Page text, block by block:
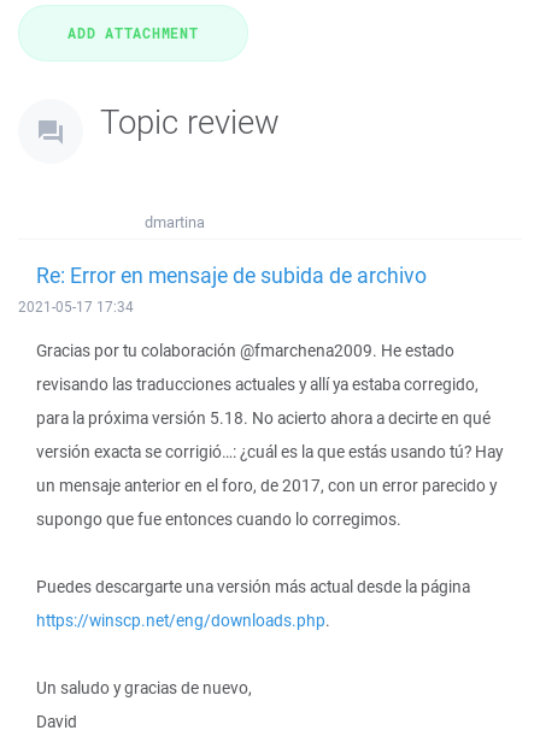
Topic review
dmartina
Re: Error en mensaje de subida de archivo
2021-05-17 17:34
Gracias por tu colaboración @fmarchena2009. He estado
revisando las traducciones actuales y allí ya estaba corregido,
para la próxima versión 5.18. No acierto ahora a decirte en qué
versión exacta se corrigió…: ¿cuál es la que estás usando tú? Hay
un mensaje anterior en el foro, de 2017, con un error parecido y
supongo que fue entonces cuando lo corregimos.
Puedes descargarte una versión más actual desde la página
https://winscp.net/eng/downloads.php.
Un saludo y gracias de nuevo,
David